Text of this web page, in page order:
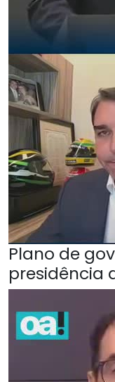
Plano de
presidência